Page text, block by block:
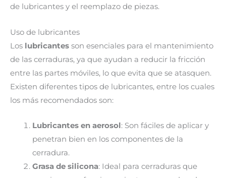
de lubricantes y el reemplazo de piezas.
Uso de lubricantes
Los lubricantes son esenciales para el mantenimiento
de las cerraduras, ya que ayudan a reducir la fricción
entre las partes móviles, lo que evita que se atasquen.
Existen diferentes tipos de lubricantes, entre los cuales
los más recomendados son:
Lubricantes en aerosol: Son fáciles de aplicar y
penetran bien en los componentes de la
cerradura.
Grasa de silicona: Ideal para cerraduras que